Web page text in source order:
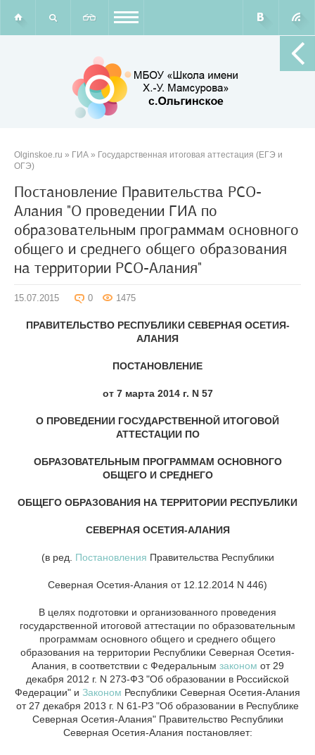
Olginskoe.ru » ГИА » Государственная итоговая аттестация (ЕГЭ и
ОГЭ)
Постановление Правительства РСО-
Алания "О проведении ГИА по
образовательным программам основного
общего и среднего общего образования
на территории РСО-Алания"
15.07.2015 0 1475
ПРАВИТЕЛЬСТВО РЕСПУБЛИКИ СЕВЕРНАЯ ОСЕТИЯ-
АЛАНИЯ
ПОСТАНОВЛЕНИЕ
от 7 марта 2014 г. N 57
О ПРОВЕДЕНИИ ГОСУДАРСТВЕННОЙ ИТОГОВОЙ
АТТЕСТАЦИИ ПО
ОБРАЗОВАТЕЛЬНЫМ ПРОГРАММАМ ОСНОВНОГО
ОБЩЕГО И СРЕДНЕГО
ОБЩЕГО ОБРАЗОВАНИЯ НА ТЕРРИТОРИИ РЕСПУБЛИКИ
СЕВЕРНАЯ ОСЕТИЯ-АЛАНИЯ
(в ред. Постановления Правительства Республики
Северная Осетия-Алания от 12.12.2014 N 446)
В целях подготовки и организованного проведения
государственной итоговой аттестации по образовательным
программам основного общего и среднего общего
образования на территории Республики Северная Осетия-
Алания, в соответствии с Федеральным законом от 29
декабря 2012 г. N 273-ФЗ "Об образовании в Российской
Федерации" и Законом Республики Северная Осетия-Алания
от 27 декабря 2013 г. N 61-РЗ "Об образовании в Республике
Северная Осетия-Алания" Правительство Республики
Северная Осетия-Алания постановляет: